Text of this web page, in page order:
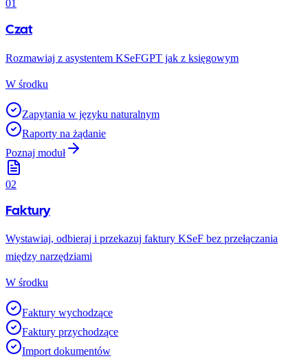
01
Czat
Rozmawiaj z asystentem KSeFGPT jak z księgowym
W środku
Zapytania w języku naturalnym
Raporty na żądanie
Poznaj moduł
02
Faktury
Wystawiaj, odbieraj i przekazuj faktury KSeF bez przełączania
między narzędziami
W środku
Faktury wychodzące
Faktury przychodzące
Import dokumentów